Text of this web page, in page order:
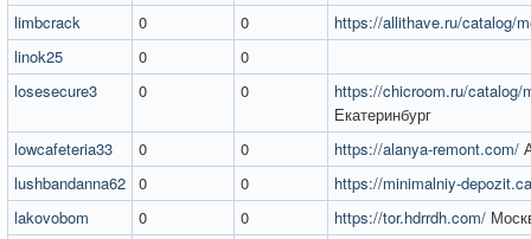
limbcrack
0 0
https://allithave.ru/catalog/
linok25
0
0
losesecure3
0 0
https://chicroom.ru/catalog/
Екатеринбург
lowcafeteria33
0 0 https://alanya-remont.com/
lushbandanna62 0 0
https://minimalniy-
lakovobom
0 0 https://tor.hdrrdh.com/